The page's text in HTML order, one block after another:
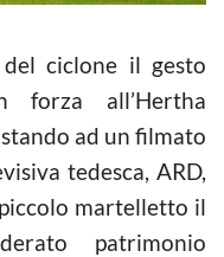
ciclone il gesto
forza all’Hertha
ad un filmato
tedesca, ARD,
martelletto il
patrimonio